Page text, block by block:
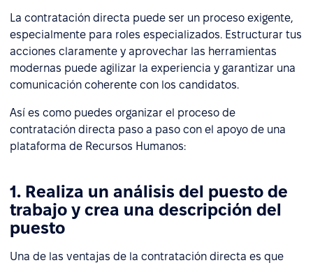
La contratación directa puede ser un proceso exigente,
especialmente para roles especializados. Estructurar tus
acciones claramente y aprovechar las herramientas
modernas puede agilizar la experiencia y garantizar una
comunicación coherente con los candidatos.
Así es como puedes organizar el proceso de
contratación directa paso a paso con el apoyo de una
plataforma de Recursos Humanos:
1. Realiza un análisis del puesto de
trabajo y crea una descripción del
puesto
Una de las ventajas de la contratación directa es que